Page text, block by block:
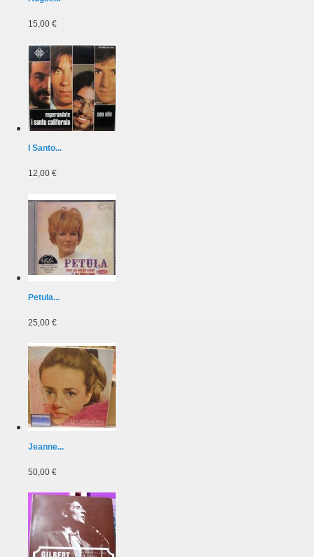
15,00 €
I Santo...
12,00 €
Petula...
25,00 €
Jeanne...
50,00 €